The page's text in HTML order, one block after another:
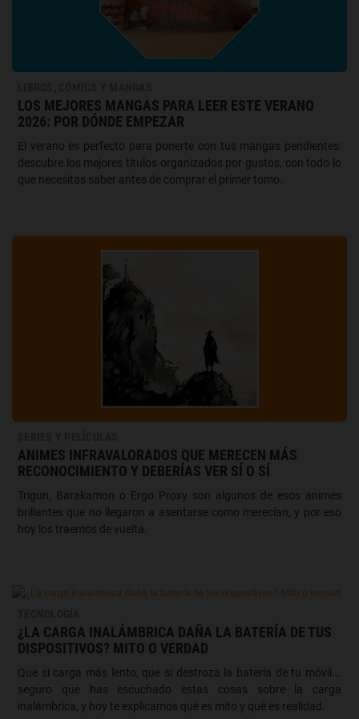
LOS MEJORES MANGAS PARA LEER ESTE VERANO
2026: POR DÓNDE EMPEZAR
El verano es perfecto para ponerte con tus mangas pendientes:
descubre los mejores títulos organizados por gustos, con todo lo
que necesitas saber antes de comprar el primer tomo.
ANIMES INFRAVALORADOS QUE MERECEN MÁS
RECONOCIMIENTO Y DEBERÍAS VER SÍ O SÍ
Trigun, Barakamon o Ergo Proxy son algunos de esos animes
brillantes que no llegaron a asentarse como merecían, y por eso
hoy los traemos de vuelta.
¿LA CARGA INALÁMBRICA DAÑA LA BATERÍA DE TUS
DISPOSITIVOS? MITO O VERDAD
Que si carga más lento, que si destroza la batería de tu móvil...
seguro que has escuchado estas cosas sobre la carga
inalámbrica, y hoy te explicamos qué es mito y qué es realidad.